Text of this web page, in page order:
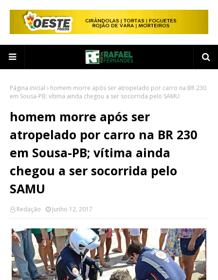
Página inicial
homem morre após ser atropelado por carro na BR 230
em Sousa-PB; vítima ainda chegou a ser socorrida pelo SAMU
homem morre após ser
atropelado por carro na BR 230
em Sousa-PB; vítima ainda
chegou a ser socorrida pelo
SAMU
Redação Junho 12, 2017